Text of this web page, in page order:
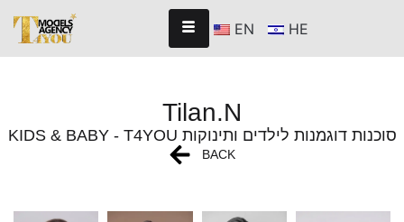
EN HE
Tilan.N
KIDS & BABY - T4YOU סוכנות דוגמנות לילדים ותינוקות
BACK